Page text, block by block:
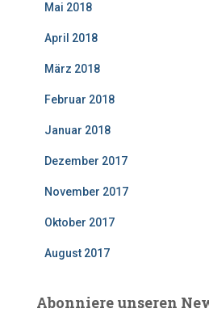
Mai 2018
April 2018
März 2018
Februar 2018
Januar 2018
Dezember 2017
November 2017
Oktober 2017
August 2017
Abonniere unseren